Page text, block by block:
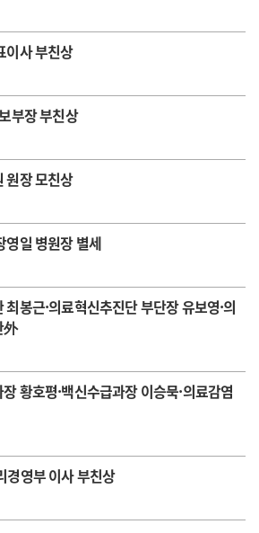
이사 부친상
부장 부친상
원장 모친상
영일 병원장 별세
봉근·의료혁신추진단 부단장 유보영·의
外
황호평·백신수급과장 이승묵·의료감염
경영부 이사 부친상